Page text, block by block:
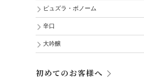
ピュズラ・ボノーム
辛口
大吟醸
初めてのお客様へ